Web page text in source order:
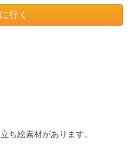
行く
ち絵素材があります。